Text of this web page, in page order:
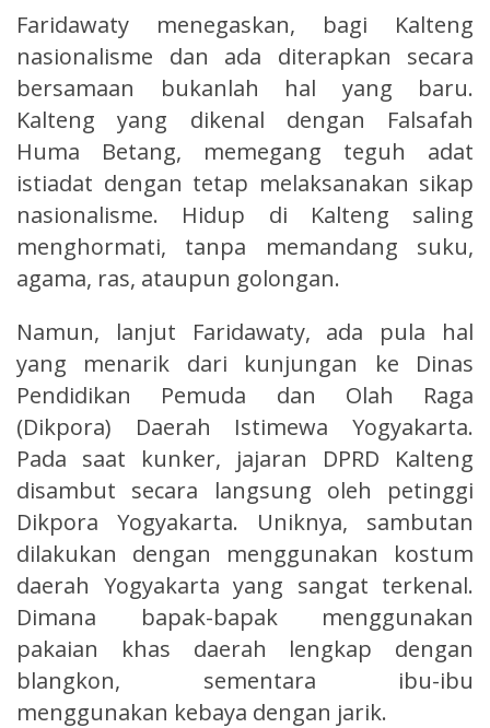
Faridawaty menegaskan, bagi Kalteng
nasionalisme dan ada diterapkan secara
bersamaan bukanlah hal yang baru.
Kalteng yang dikenal dengan Falsafah
Huma Betang, memegang teguh adat
istiadat dengan tetap melaksanakan sikap
nasionalisme. Hidup di Kalteng saling
menghormati, tanpa memandang suku,
agama, ras, ataupun golongan.
Namun, lanjut Faridawaty, ada pula hal
yang menarik dari kunjungan ke Dinas
Pendidikan Pemuda dan Olah Raga
(Dikpora) Daerah Istimewa Yogyakarta.
Pada saat kunker, jajaran DPRD Kalteng
disambut secara langsung oleh petinggi
Dikpora Yogyakarta. Uniknya, sambutan
dilakukan dengan menggunakan kostum
daerah Yogyakarta yang sangat terkenal.
Dimana bapak-bapak menggunakan
pakaian khas daerah lengkap dengan
blangkon, sementara ibu-ibu
menggunakan kebaya dengan jarik.